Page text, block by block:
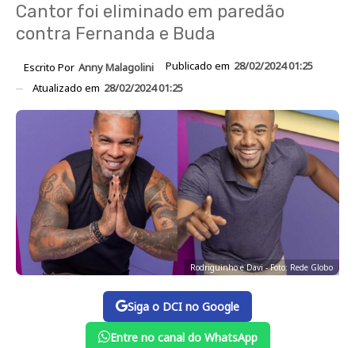
Cantor foi eliminado em paredão
contra Fernanda e Buda
Escrito Por Anny Malagolini Publicado em 28/02/2024 01:25
Atualizado em 28/02/2024 01:25
Rodriguinho e Davi - Foto: Rede Globo
Siga o DCI no Google
Entre no canal do WhatsApp